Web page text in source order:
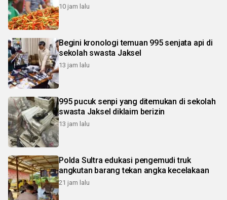
10 jam lalu
Begini kronologi temuan 995 senjata api di
sekolah swasta Jaksel
13 jam lalu
995 pucuk senpi yang ditemukan di sekolah
swasta Jaksel diklaim berizin
13 jam lalu
Polda Sultra edukasi pengemudi truk
angkutan barang tekan angka kecelakaan
21 jam lalu